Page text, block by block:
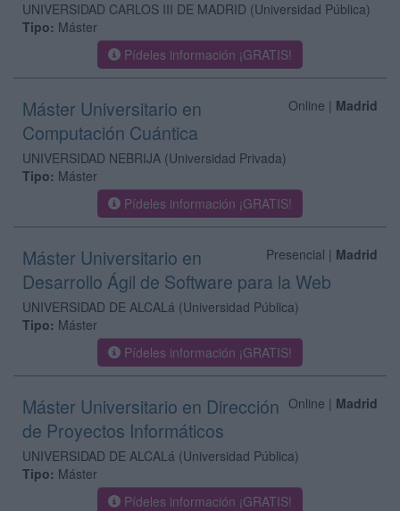
UNIVERSIDAD CARLOS III DE MADRID (Universidad Pública)
Tipo: Máster
Pídeles información ¡GRATIS!
Online | Madrid
Máster Universitario en
Computación Cuántica
UNIVERSIDAD NEBRIJA (Universidad Privada)
Tipo: Máster
Pídeles información ¡GRATIS!
Presencial | Madrid
Máster Universitario en
Desarrollo Ágil de Software para la Web
UNIVERSIDAD DE ALCALá (Universidad Pública)
Tipo: Máster
Pídeles información ¡GRATIS!
Online | Madrid
Máster Universitario en Dirección
de Proyectos Informáticos
UNIVERSIDAD DE ALCALá (Universidad Pública)
Tipo: Máster
Pídeles información ¡GRATIS!